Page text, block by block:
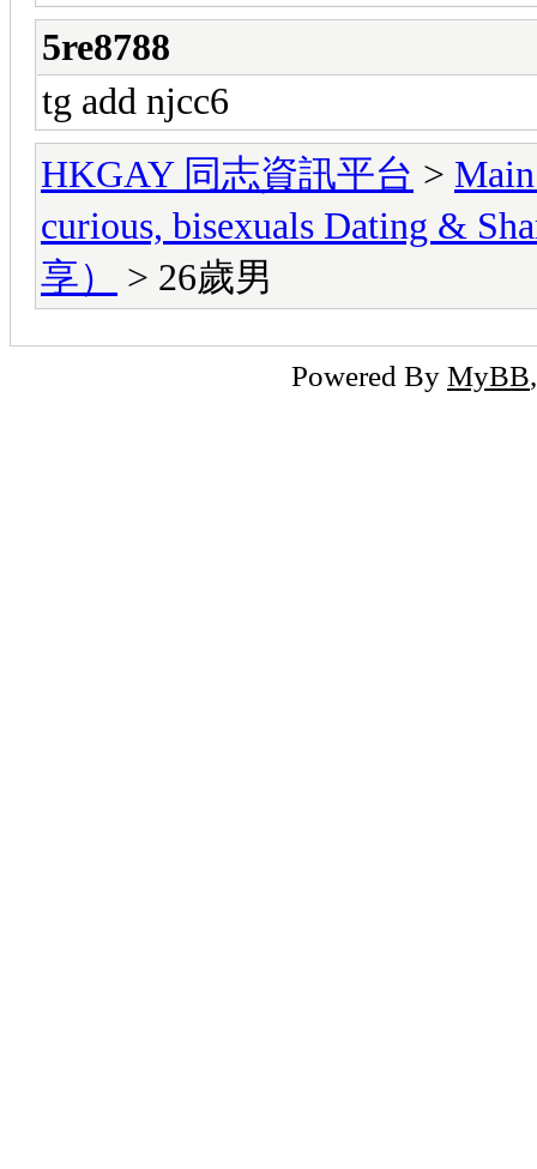
5re8788
tg add njcc6
HKGAY 同志資訊平台 >
curious, bisexuals Dating &
享）
> 26歲男
Powered By MyBB